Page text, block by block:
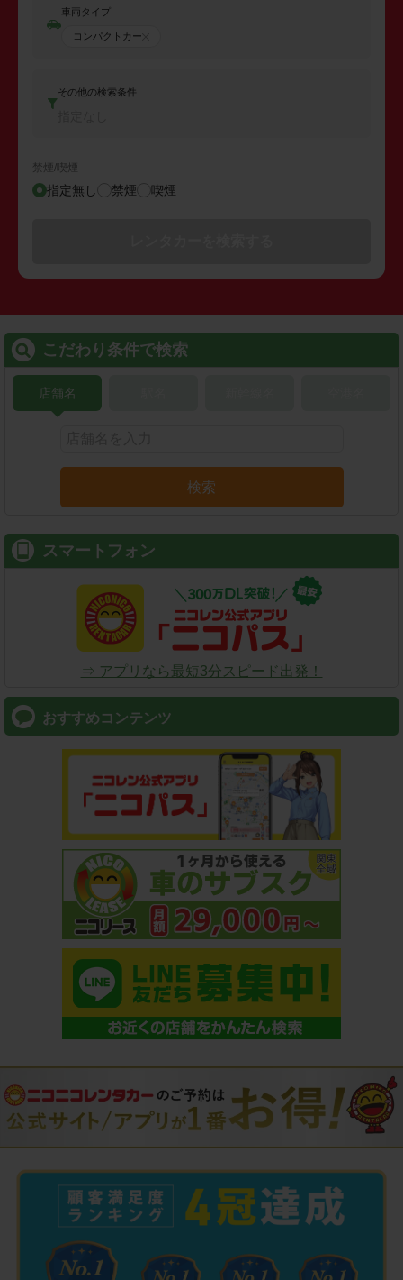
車両タイプ
コンパクトカー
その他の検索条件
禁煙/喫煙
指定無し 禁煙 喫煙
こだわり条件で検索
店舗名
検索
スマートフォン
⇒ アプリなら最短3分スピード出発！
おすすめコンテンツ